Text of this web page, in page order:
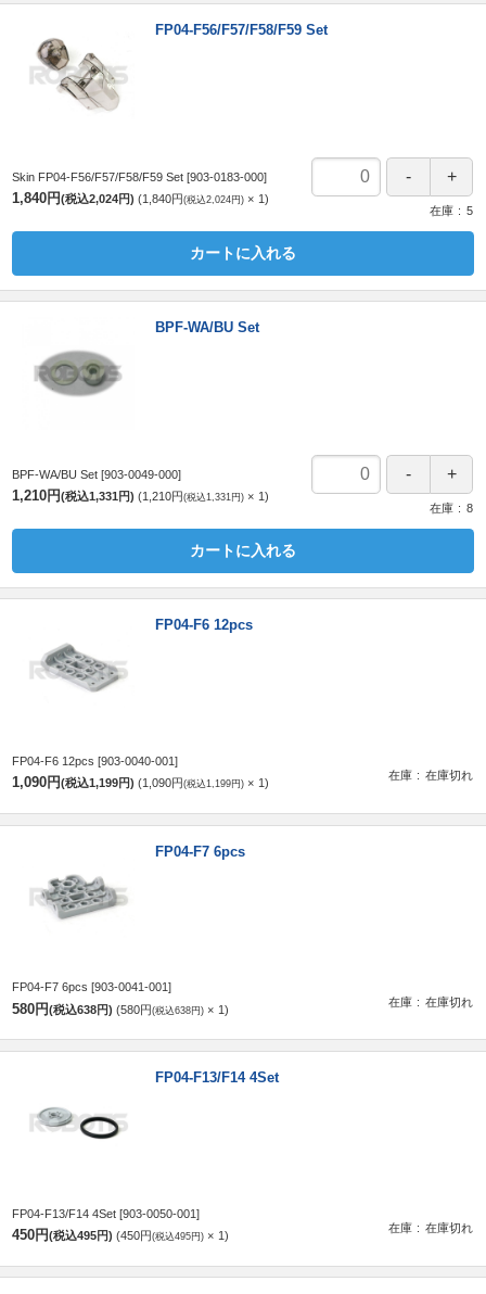
FP04-F56/F57/F58/F59 Set
Skin FP04-F56/F57/F58/F59 Set [903-0183-000]
1,840円(税込2,024円) 1,840円(税込2,024円)
1
在庫
5
カートに入れる
BPF-WA/BU Set
BPF-WA/BU Set [903-0049-000]
1,210円(税込1,331円) 1,210円(税込1,331円)
1
在庫
8
カートに入れる
FP04-F6 12pcs
FP04-F6 12pcs [903-0040-001]
1,090円(税込1,199円) 1,090円(税込1,199円) 1
在庫 在庫切れ
FP04-F7 6pcs
FP04-F7 6pcs [903-0041-001]
580円(税込638円) 580円(税込638円) 1
在庫 在庫切れ
FP04-F13/F14 4Set
FP04-F13/F14 4Set [903-0050-001]
450円(税込495円) 450円(税込495円) 1
在庫 在庫切れ